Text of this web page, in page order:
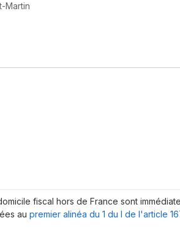
Martin
fiscal hors de France sont
au premier alinéa du 1 du I de l'article